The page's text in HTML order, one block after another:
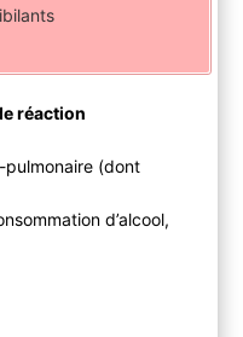
réaction
pulmonaire (dont
d’alcool,